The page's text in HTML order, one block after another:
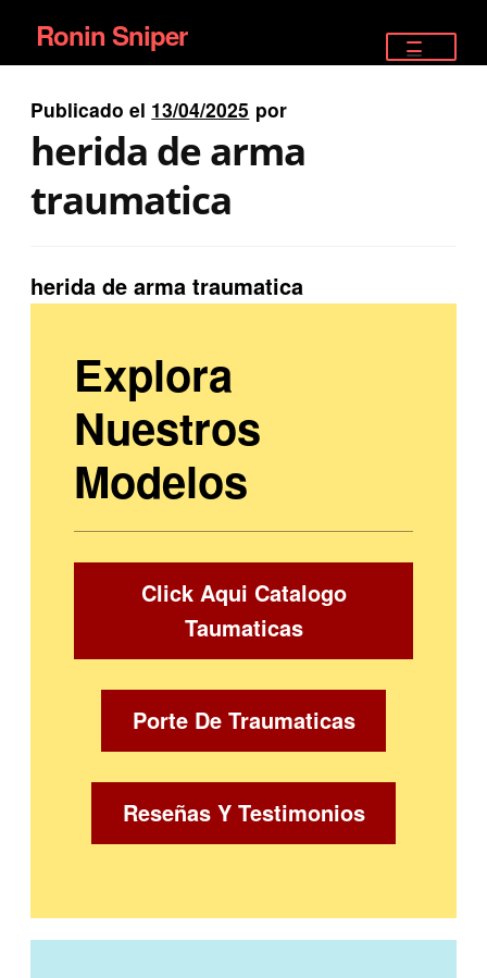
Ir
a
la
navegación
Ir
al
contenido
Ronin Sniper
EQUIPAMIENTO ÉLITE
SATELITALES
Publicado el 13/04/2025 por
herida de arma
traumatica
herida de arma traumatica
Explora
Nuestros
Modelos
Click Aqui Catalogo
Taumaticas
Porte De Traumaticas
Reseñas Y Testimonios